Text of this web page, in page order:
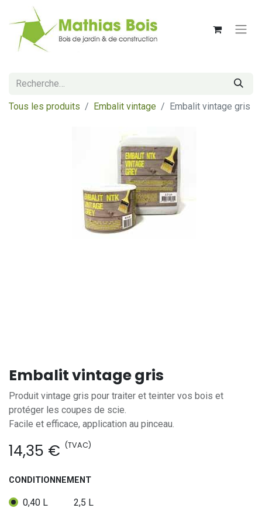
Tous les produits Embalit vintage Embalit vintage gris
Embalit vintage gris
Produit vintage gris pour traiter et teinter vos bois et
protéger les coupes de scie.
Facile et efficace, application au pinceau.
14,35 € (TVAC)
CONDITIONNEMENT
0,40 L 2,5 L